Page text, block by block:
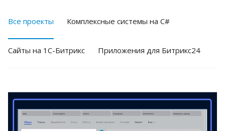
Все проекты Комплексные системы на C#
Cайты на 1С-Битрикс Приложения для Битрикс24